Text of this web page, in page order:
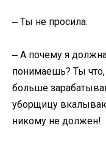
‒ Ты не просила.
‒ А почему я
понимаешь? Ты
больше
уборщицу
никому не должен!